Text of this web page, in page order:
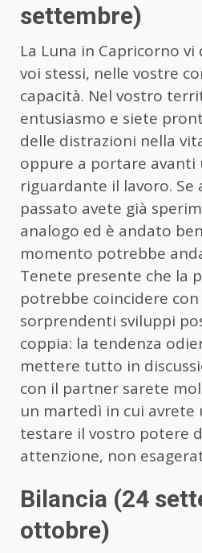
settembre)
La Luna in Capricorno
voi stessi, nelle vostre
capacità. Nel vostro
entusiasmo e siete
delle distrazioni nella
oppure a portare avanti
riguardante il lavoro. Se
passato avete già
analogo ed è andato
momento potrebbe
Tenete presente che la
potrebbe coincidere
sorprendenti sviluppi
coppia: la tendenza
mettere tutto in
con il partner sarete
un martedì in cui avrete
testare il vostro potere
attenzione, non
Bilancia (24
ottobre)